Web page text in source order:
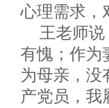
心理需求，
王老师说
有愧；作为
为母亲，没
产党员， 我